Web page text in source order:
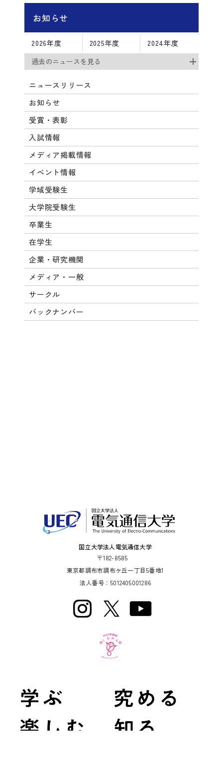
お知らせ
2026年度 2025年度
2024年度
過去のニュースを見る
ニュースリリース
お知らせ
受賞・表彰
入試情報
メディア掲載情報
イベント情報
学域受験生
大学院受験生
卒業生
在学生
企業・研究機関
メディア・一般
サークル
バックナンバー
国立大学法人電気通信大学
〒182-8585
東京都調布市調布ケ丘一丁目5番地1
法人番号：5012405001286